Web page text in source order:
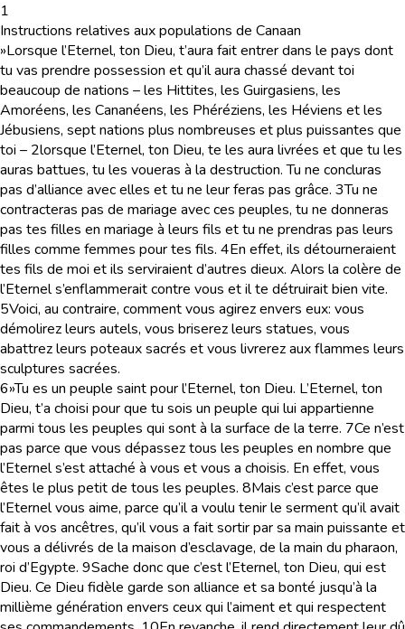
1
Instructions relatives aux populations de Canaan
»Lorsque l’Eternel, ton Dieu, t’aura fait entrer dans le pays dont
tu vas prendre possession et qu’il aura chassé devant toi
beaucoup de nations – les Hittites, les Guirgasiens, les
Amoréens, les Cananéens, les Phéréziens, les Héviens et les
Jébusiens, sept nations plus nombreuses et plus puissantes que
toi – 2lorsque l’Eternel, ton Dieu, te les aura livrées et que tu les
auras battues, tu les voueras à la destruction. Tu ne concluras
pas d’alliance avec elles et tu ne leur feras pas grâce. 3Tu ne
contracteras pas de mariage avec ces peuples, tu ne donneras
pas tes filles en mariage à leurs fils et tu ne prendras pas leurs
filles comme femmes pour tes fils. 4En effet, ils détourneraient
tes fils de moi et ils serviraient d’autres dieux. Alors la colère de
l’Eternel s’enflammerait contre vous et il te détruirait bien vite.
5Voici, au contraire, comment vous agirez envers eux: vous
démolirez leurs autels, vous briserez leurs statues, vous
abattrez leurs poteaux sacrés et vous livrerez aux flammes leurs
sculptures sacrées.
6»Tu es un peuple saint pour l’Eternel, ton Dieu. L’Eternel, ton
Dieu, t’a choisi pour que tu sois un peuple qui lui appartienne
parmi tous les peuples qui sont à la surface de la terre. 7Ce n’est
pas parce que vous dépassez tous les peuples en nombre que
l’Eternel s’est attaché à vous et vous a choisis. En effet, vous
êtes le plus petit de tous les peuples. 8Mais c’est parce que
l’Eternel vous aime, parce qu’il a voulu tenir le serment qu’il avait
fait à vos ancêtres, qu’il vous a fait sortir par sa main puissante et
vous a délivrés de la maison d’esclavage, de la main du pharaon,
roi d’Egypte. 9Sache donc que c’est l’Eternel, ton Dieu, qui est
Dieu. Ce Dieu fidèle garde son alliance et sa bonté jusqu’à la
millième génération envers ceux qui l’aiment et qui respectent